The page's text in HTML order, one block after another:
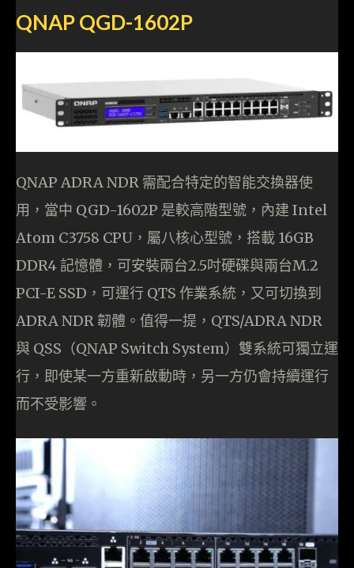
QNAP QGD-1602P
QNAP ADRA NDR 需配合特定的智能交換器使
用，當中 QGD-1602P 是較高階型號，內建 Intel
Atom C3758 CPU，屬八核心型號，搭載 16GB
DDR4 記憶體，可安裝兩台2.5吋硬碟與兩台M.2
PCI-E SSD，可運行 QTS 作業系統，又可切換到
ADRA NDR 韌體。值得一提，QTS/ADRA NDR
與 QSS（QNAP Switch System）雙系統可獨立運
行，即使某一方重新啟動時，另一方仍會持續運行
而不受影響。